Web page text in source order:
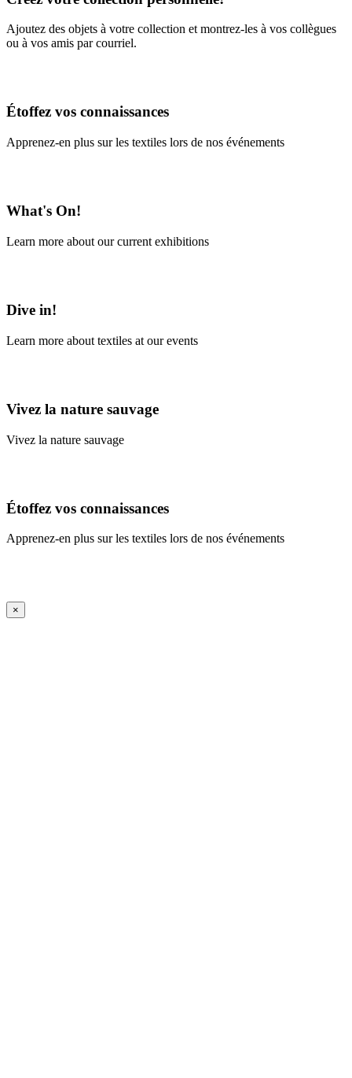
Ajoutez des objets à votre collection et montrez-les à vos collègues
ou à vos amis par courriel.
Étoffez vos connaissances
Apprenez-en plus sur les textiles lors de nos événements
What's On!
Learn more about our current exhibitions
Dive in!
Learn more about textiles at our events
Vivez la nature sauvage
Vivez la nature sauvage
Étoffez vos connaissances
Apprenez-en plus sur les textiles lors de nos événements
iFrame Title
×